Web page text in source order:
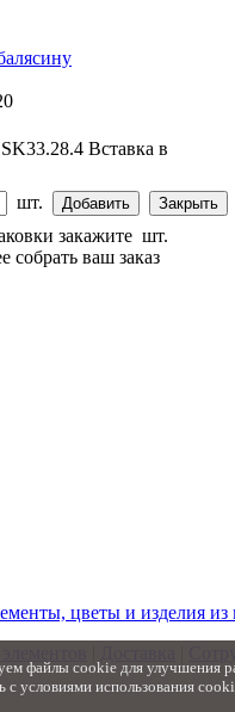
SK33.28.4 Вставка в
шт.
закажите шт.
собрать ваш заказ
цветы и изделия
файлы cookie для улучшения
с условиями использования